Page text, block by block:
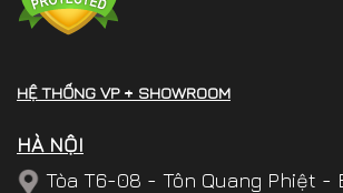
HỆ THỐNG VP + SHOWROOM
HÀ NỘI
Tòa T6-08 - Tôn Quang Phiệt -